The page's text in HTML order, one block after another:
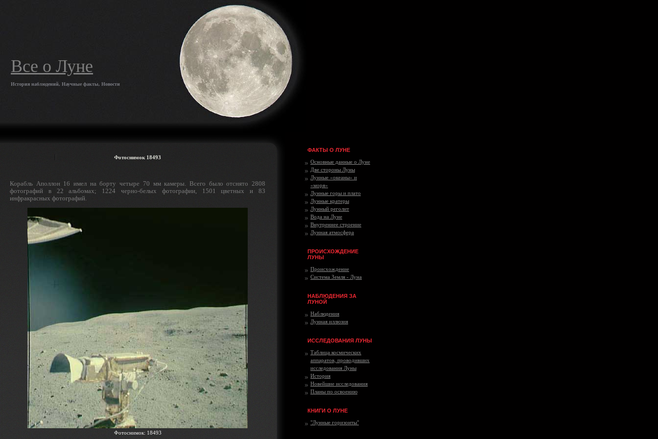
Все о Луне
История наблюдений, Научные факты, Новости
Фотоснимок 18493
Корабль Аполлон 16 имел на борту четыре 70 мм камеры. Всего было отснято 2808
фотографий в 22 альбомах; 1224 черно-белых фотографии, 1501 цветных и 83
инфракрасных фотографий.
Фотоснимок: 18493
ФАКТЫ О ЛУНЕ
Основные данные о Луне
Две стороны Луны
Лунные «океаны» и
«моря»
Лунные горы и плато
Лунные кратеры
Лунный реголит
Вода на Луне
Внутреннее строение
Лунная атмосфера
ПРОИСХОЖДЕНИЕ
ЛУНЫ
Происхождение
Система Земля - Луна
НАБЛЮДЕНИЯ ЗА
ЛУНОЙ
Наблюдения
Лунная иллюзия
ИССЛЕДОВАНИЯ ЛУНЫ
Таблица космических
аппаратов, проводивших
исследования Луны
История
Новейшие исследования
Планы по освоению
КНИГИ О ЛУНЕ
"Лунные горизонты"